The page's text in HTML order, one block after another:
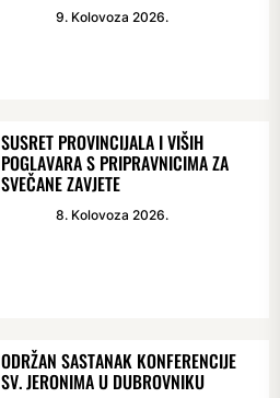
9. Kolovoza 2026.
SUSRET PROVINCIJALA I VIŠIH
POGLAVARA S PRIPRAVNICIMA ZA
SVEČANE ZAVJETE
8. Kolovoza 2026.
ODRŽAN SASTANAK KONFERENCIJE
SV. JERONIMA U DUBROVNIKU